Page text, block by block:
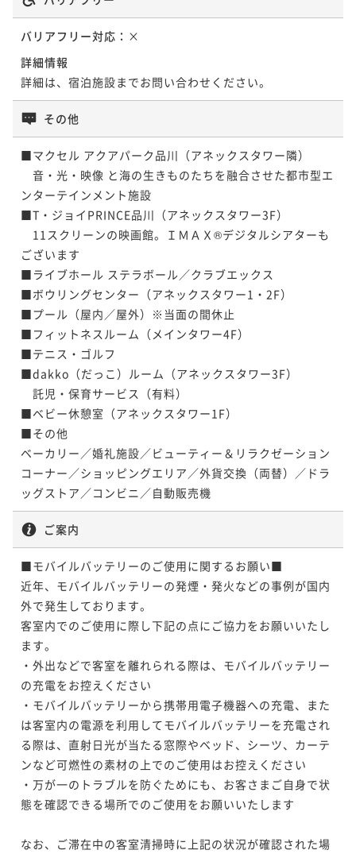
バリアフリー対応： ×
詳細情報
詳細は、宿泊施設までお問い合わせください。
その他
■マクセル アクアパーク品川（アネックスタワー隣）
音・光・映像 と海の生きものたちを融合させた都市型エ
ンターテインメント施設
■T・ジョイPRINCE品川（アネックスタワー3F）
11スクリーンの映画館。ＩＭＡＸ®デジタルシアターも
ございます
■ライブホール ステラボール／クラブエックス
■ボウリングセンター（アネックスタワー1・2F）
■プール（屋内／屋外）※当面の間休止
■フィットネスルーム（メインタワー4F）
■テニス・ゴルフ
■dakko（だっこ）ルーム（アネックスタワー3F）
託児・保育サービス（有料）
■ベビー休憩室（アネックスタワー1F）
■その他
ベーカリー／婚礼施設／ビューティー＆リラクゼーション
コーナー／ショッピングエリア／外貨交換（両替）／ドラ
ッグストア／コンビニ／自動販売機
ご案内
■モバイルバッテリーのご使用に関するお願い■
近年、モバイルバッテリーの発煙・発火などの事例が国内
外で発生しております。
客室内でのご使用に際し下記の点にご協力をお願いいたし
ます。
・外出などで客室を離れられる際は、モバイルバッテリー
の充電をお控えください
・モバイルバッテリーから携帯用電子機器への充電、また
は客室内の電源を利用してモバイルバッテリーを充電され
る際は、直射日光が当たる窓際やベッド、シーツ、カーテ
ンなど可燃性の素材の上でのご使用はお控えください
・万が一のトラブルを防ぐためにも、お客さまご自身で状
態を確認できる場所でのご使用をお願いいたします
なお、ご滞在中の客室清掃時に上記の状況が確認された場